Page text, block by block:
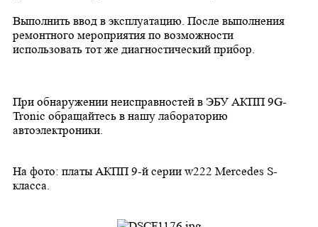
Выполнить ввод в эксплуатацию. После выполнения
ремонтного мероприятия по возможности
использовать тот же диагностический прибор.
При обнаружении неисправностей в ЭБУ АКПП 9G-
Tronic обращайтесь в нашу лабораторию
автоэлектроники.
На фото: платы АКПП 9-й серии w222 Mercedes S-
класса.